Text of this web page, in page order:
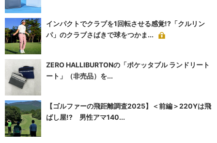
インパクトでクラブを1回転させる感覚!?「クルリン
パ」のクラブさばきで球をつかま...
ZERO HALLIBURTONの「ポケッタブル ランドリート
ート」（非売品）を...
【ゴルファーの飛距離調査2025】＜前編＞220Yは飛
ばし屋!? 男性アマ140...